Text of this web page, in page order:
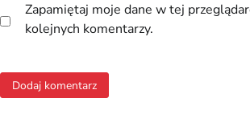
Zapamiętaj moje dane w tej
kolejnych komentarzy.